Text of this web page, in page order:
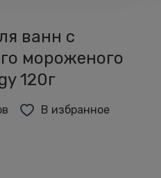
ванн с
мороженого
120г
В избранное